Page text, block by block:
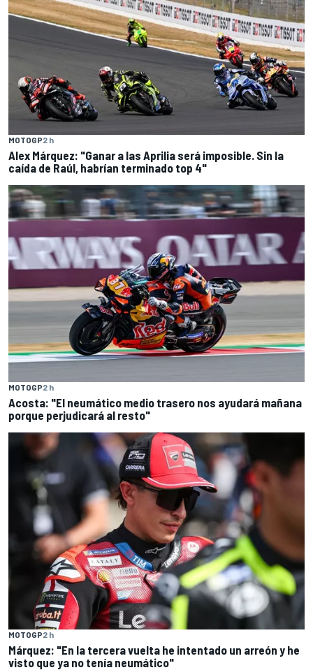
MOTOGP2 h
Alex Márquez: "Ganar a las Aprilia será imposible. Sin la
caída de Raúl, habrían terminado top 4"
MOTOGP2 h
Acosta: "El neumático medio trasero nos ayudará mañana
porque perjudicará al resto"
MOTOGP2 h
Márquez: "En la tercera vuelta he intentado un arreón y he
visto que ya no tenía neumático"